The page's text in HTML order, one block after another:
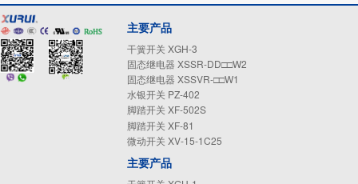
主要产品
干簧开关 XGH-3
固态继电器 XSSR-DD□□W2
固态继电器 XSSVR-□□W1
水银开关 PZ-402
脚踏开关 XF-502S
脚踏开关 XF-81
微动开关 XV-15-1C25
主要产品